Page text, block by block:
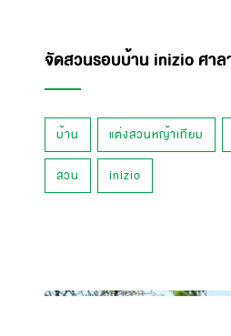
จัดสวนรอบบ้าน inizio ศาล
บ้าน แต่งสวนหญ้าเทียม
สวน inizio